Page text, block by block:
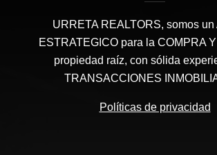
URRETA REALTORS, somos un
ESTRATEGICO para la COMPRA
propiedad raíz, con sólida
TRANSACCIONES
Políticas de privacidad